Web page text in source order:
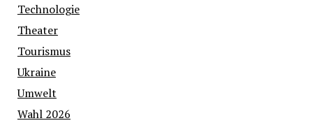
Technologie
Theater
Tourismus
Ukraine
Umwelt
Wahl 2026